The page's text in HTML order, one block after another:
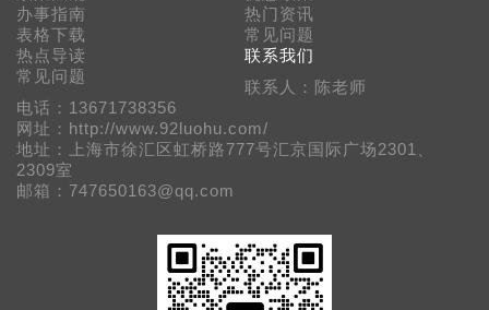
办事指南
表格下载
热点导读
常见问题
热门资讯
常见问题
联系我们
联系人：陈老师
电话：13671738356
网址：http://www.92luohu.com/
地址：上海市徐汇区虹桥路777号汇京国际广场2301、
2309室
邮箱：747650163@qq.com